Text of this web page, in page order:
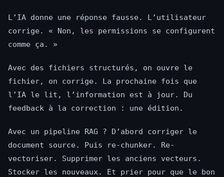
L’IA donne une réponse fausse. L’utilisateur
corrige. « Non, les permissions se configurent
comme ça. »
Avec des fichiers structurés, on ouvre le
fichier, on corrige. La prochaine fois que
l’IA le lit, l’information est à jour. Du
feedback à la correction : une édition.
Avec un pipeline RAG ? D’abord corriger le
document source. Puis re-chunker. Re-
vectoriser. Supprimer les anciens vecteurs.
Stocker les nouveaux. Et prier pour que le bon